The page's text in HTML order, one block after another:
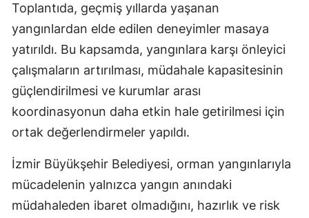
Toplantıda, geçmiş yıllarda yaşanan
yangınlardan elde edilen deneyimler masaya
yatırıldı. Bu kapsamda, yangınlara karşı önleyici
çalışmaların artırılması, müdahale kapasitesinin
güçlendirilmesi ve kurumlar arası
koordinasyonun daha etkin hale getirilmesi için
ortak değerlendirmeler yapıldı.
İzmir Büyükşehir Belediyesi, orman yangınlarıyla
mücadelenin yalnızca yangın anındaki
müdahaleden ibaret olmadığını, hazırlık ve risk